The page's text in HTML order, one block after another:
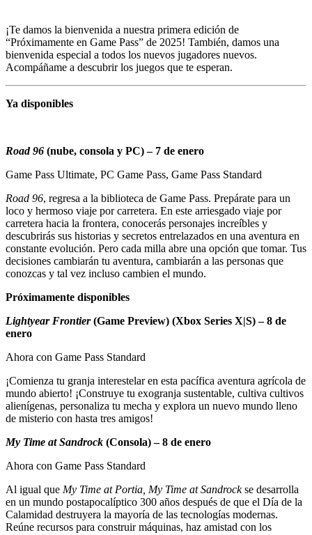
¡Te damos la bienvenida a nuestra primera edición de
“Próximamente en Game Pass” de 2025! También, damos una
bienvenida especial a todos los nuevos jugadores nuevos.
Acompáñame a descubrir los juegos que te esperan.
Ya disponibles
Road 96 (nube, consola y PC) – 7 de enero
Game Pass Ultimate, PC Game Pass, Game Pass Standard
Road 96, regresa a la biblioteca de Game Pass. Prepárate para un
loco y hermoso viaje por carretera. En este arriesgado viaje por
carretera hacia la frontera, conocerás personajes increíbles y
descubrirás sus historias y secretos entrelazados en una aventura en
constante evolución. Pero cada milla abre una opción que tomar. Tus
decisiones cambiarán tu aventura, cambiarán a las personas que
conozcas y tal vez incluso cambien el mundo.
Próximamente disponibles
Lightyear Frontier(Game Preview) (Xbox Series X|S) – 8 de
enero
Ahora con Game Pass Standard
¡Comienza tu granja interestelar en esta pacífica aventura agrícola de
mundo abierto! ¡Construye tu exogranja sustentable, cultiva cultivos
alienígenas, personaliza tu mecha y explora un nuevo mundo lleno
de misterio con hasta tres amigos!
My Time at Sandrock (Consola) – 8 de enero
Ahora con Game Pass Standard
Al igual que My Time at Portia, My Time at Sandrockse desarrolla
en un mundo postapocalíptico 300 años después de que el Día de la
Calamidad destruyera la mayoría de las tecnologías modernas.
Reúne recursos para construir máquinas, haz amistad con los